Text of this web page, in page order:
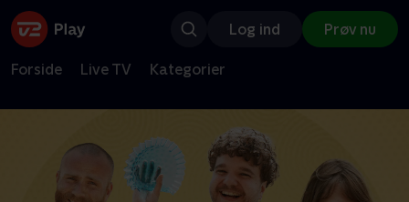
Log ind Prøv nu
Forside Live TV Kategorier